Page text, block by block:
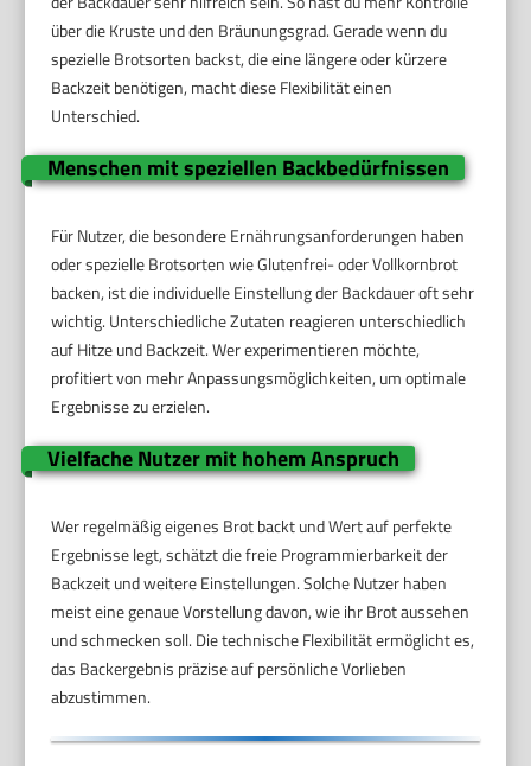
über die Kruste und den Bräunungsgrad. Gerade wenn du
spezielle Brotsorten backst, die eine längere oder kürzere
Backzeit benötigen, macht diese Flexibilität einen
Unterschied.
Menschen mit speziellen Backbedürfnissen
Für Nutzer, die besondere Ernährungsanforderungen haben
oder spezielle Brotsorten wie Glutenfrei- oder Vollkornbrot
backen, ist die individuelle Einstellung der Backdauer oft sehr
wichtig. Unterschiedliche Zutaten reagieren unterschiedlich
auf Hitze und Backzeit. Wer experimentieren möchte,
profitiert von mehr Anpassungsmöglichkeiten, um optimale
Ergebnisse zu erzielen.
Vielfache Nutzer mit hohem Anspruch
Wer regelmäßig eigenes Brot backt und Wert auf perfekte
Ergebnisse legt, schätzt die freie Programmierbarkeit der
Backzeit und weitere Einstellungen. Solche Nutzer haben
meist eine genaue Vorstellung davon, wie ihr Brot aussehen
und schmecken soll. Die technische Flexibilität ermöglicht es,
das Backergebnis präzise auf persönliche Vorlieben
abzustimmen.